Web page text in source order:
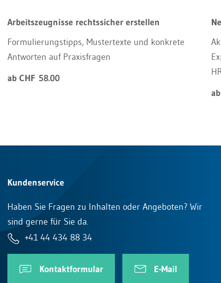
Arbeitszeugnisse rechtssicher erstellen
Formulierungstipps, Mustertexte und konkrete
Antworten auf Praxisfragen
ab CHF 58.00
Kundenservice
Haben Sie Fragen zu Inhalten oder Angeboten? Wir
sind gerne für Sie da.
+41 44 434 88 34
Kontaktformular E-Mail